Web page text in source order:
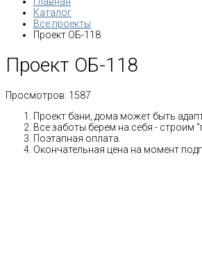
Каталог
Все проекты
Проект ОБ-118
Проект ОБ-118
Просмотров: 1587
Проект бани, дома может быть
Все заботы берем на себя - строим
Поэтапная оплата.
Окончательная цена на момент